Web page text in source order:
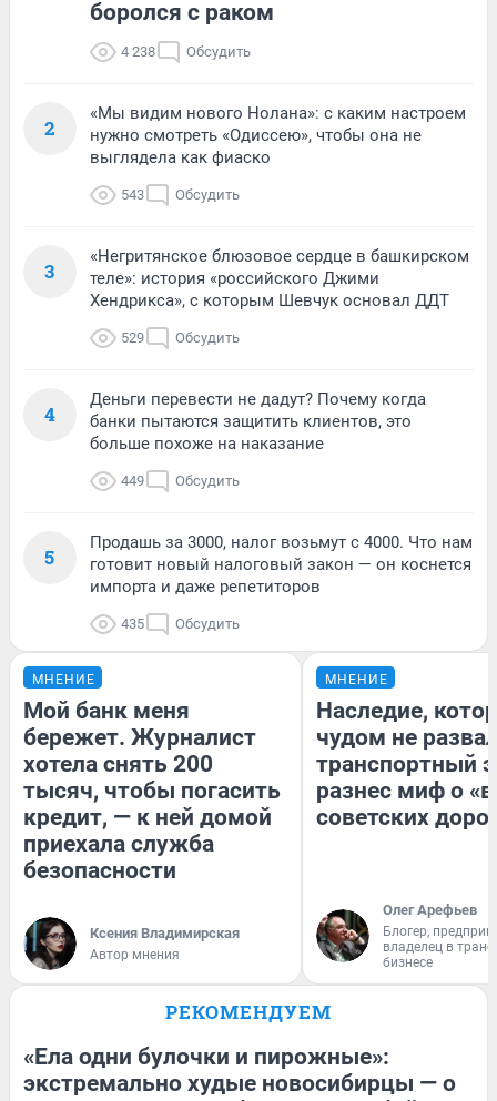
боролся с раком
4 238 Обсудить
2
«Мы видим нового Нолана»: с каким настроем
нужно смотреть «Одиссею», чтобы она не
выглядела как фиаско
543 Обсудить
3
«Негритянское блюзовое сердце в башкирском
теле»: история «российского Джими
Хендрикса», с которым Шевчук основал ДДТ
529 Обсудить
4
Деньги перевести не дадут? Почему когда
банки пытаются защитить клиентов, это
больше похоже на наказание
449 Обсудить
5
Продашь за 3000, налог возьмут с 4000. Что нам
готовит новый налоговый закон — он коснется
импорта и даже репетиторов
435 Обсудить
МНЕНИЕ
Мой банк меня
бережет. Журналист
хотела снять 200
тысяч, чтобы погасить
кредит, — к ней домой
приехала служба
безопасности
Ксения Владимирская
Автор мнения
МНЕНИЕ
Наследие,
чудом не
транспортный
разнес миф о
советских
Олег Арефьев
Блогер,
владелец в
бизнесе
РЕКОМЕНДУЕМ
«Ела одни булочки и пирожные»:
экстремально худые новосибирцы — о